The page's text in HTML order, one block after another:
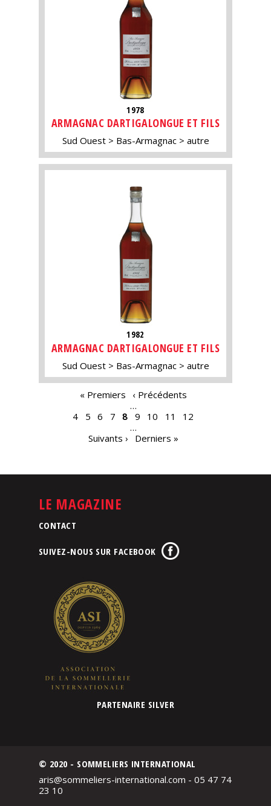
1978
ARMAGNAC DARTIGALONGUE ET FILS
Sud Ouest Bas-Armagnac autre
1982
ARMAGNAC DARTIGALONGUE ET FILS
Sud Ouest Bas-Armagnac autre
« Premiers
‹ Précédents
…
4
5 6 7 8 9 10 11
12
…
Suivants ›
Derniers »
LE MAGAZINE
CONTACT
SUIVEZ-NOUS SUR FACEBOOK
PARTENAIRE SILVER
© 2020 - SOMMELIERS INTERNATIONAL
aris@sommeliers-international.com - 05 47 74
23 10